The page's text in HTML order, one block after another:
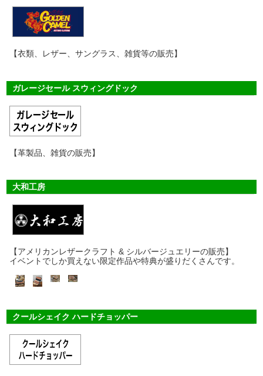
【衣類、レザー、サングラス、雑貨等の販売】
ガレージセール スウィングドック
【革製品、雑貨の販売】
大和工房
【アメリカンレザークラフト & シルバージュエリーの販売】
イベントでしか買えない限定作品や特典が盛りだくさんです。
クールシェイク ハードチョッパー